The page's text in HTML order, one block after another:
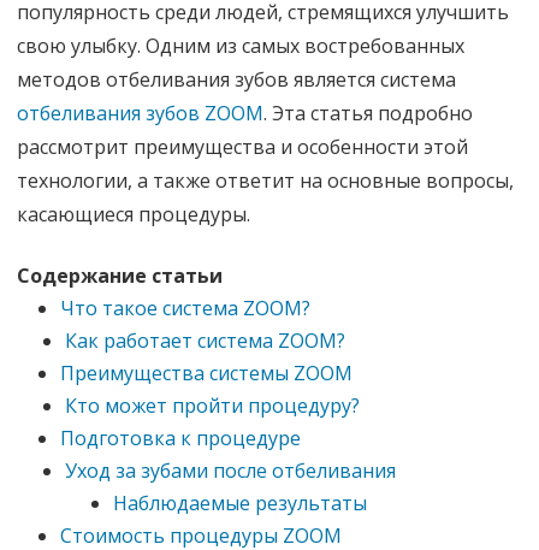
популярность среди людей, стремящихся улучшить
свою улыбку. Одним из самых востребованных
методов отбеливания зубов является система
отбеливания зубов ZOOM. Эта статья подробно
рассмотрит преимущества и особенности этой
технологии, а также ответит на основные вопросы,
касающиеся процедуры.
Содержание статьи
Что такое система ZOOM?
Как работает система ZOOM?
Преимущества системы ZOOM
Кто может пройти процедуру?
Подготовка к процедуре
Уход за зубами после отбеливания
Наблюдаемые результаты
Стоимость процедуры ZOOM